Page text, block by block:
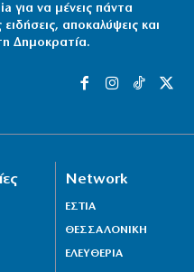
για να μένεις πάντα
αποκαλύψεις και
Δημοκρατία.
Network
ΕΣΤΙΑ
ΘΕΣΣΑΛΟΝΙΚΗ
ΕΛΕΥΘΕΡΙΑ